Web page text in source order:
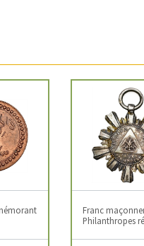
Franc
Philanthropes